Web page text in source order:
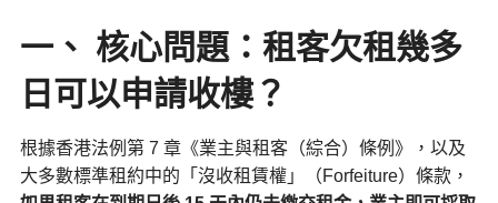
一、 核心問題：租客欠租幾多
日可以申請收樓？
根據香港法例第 7 章《業主與租客（綜合）條例》，以及
大多數標準租約中的「沒收租賃權」（Forfeiture）條款，